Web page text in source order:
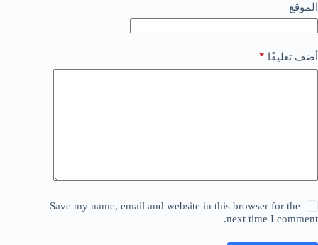
الموقع
أضف تعليقًا *
Save my name, email and website in this browser for the
next time I comment.